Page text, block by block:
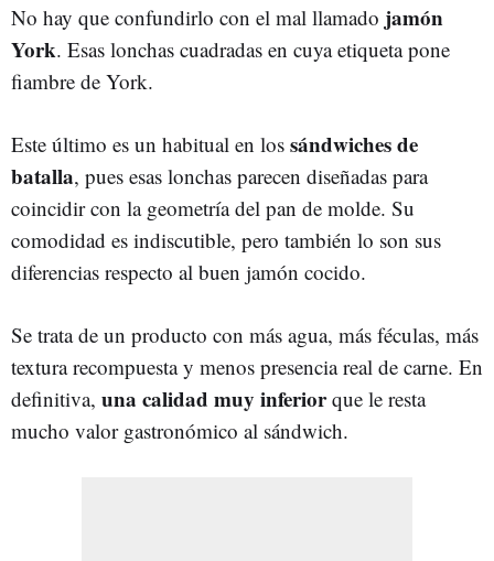
No hay que confundirlo con el mal llamado jamón
York. Esas lonchas cuadradas en cuya etiqueta pone
fiambre de York.
Este último es un habitual en los sándwiches de
batalla, pues esas lonchas parecen diseñadas para
coincidir con la geometría del pan de molde. Su
comodidad es indiscutible, pero también lo son sus
diferencias respecto al buen jamón cocido.
Se trata de un producto con más agua, más féculas, más
textura recompuesta y menos presencia real de carne. En
definitiva, una calidad muy inferiorque le resta
mucho valor gastronómico al sándwich.